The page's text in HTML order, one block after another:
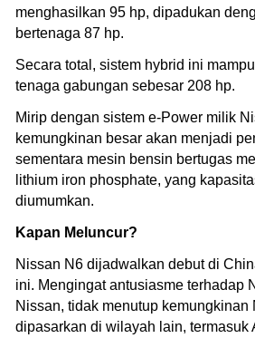
menghasilkan 95 hp, dipadukan
bertenaga 87 hp.
Secara total, sistem hybrid ini
tenaga gabungan sebesar 208 hp.
Mirip dengan sistem e-Power milik
kemungkinan besar akan menjadi
sementara mesin bensin bertugas
lithium iron phosphate, yang
diumumkan.
Kapan Meluncur?
Nissan N6 dijadwalkan debut di
ini. Mengingat antusiasme terhadap
Nissan, tidak menutup kemungkinan
dipasarkan di wilayah lain, termasuk